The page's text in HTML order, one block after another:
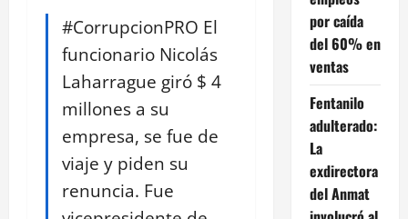
#CorrupcionPRO El
funcionario Nicolás
Laharrague giró $ 4
millones a su
empresa, se fue de
viaje y piden su
renuncia. Fue
por caída
del 60% en
ventas
Fentanilo
adulterado:
La
exdirectora
del Anmat